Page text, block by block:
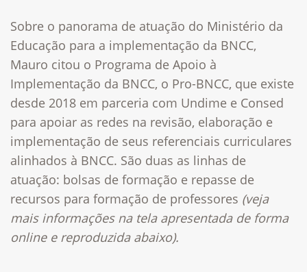
Sobre o panorama de atuação do Ministério da
Educação para a implementação da BNCC,
Mauro citou o Programa de Apoio à
Implementação da BNCC, o Pro-BNCC, que existe
desde 2018 em parceria com Undime e Consed
para apoiar as redes na revisão, elaboração e
implementação de seus referenciais curriculares
alinhados à BNCC. São duas as linhas de
atuação: bolsas de formação e repasse de
recursos para formação de professores (veja
mais informações na tela apresentada de forma
online e reproduzida abaixo).